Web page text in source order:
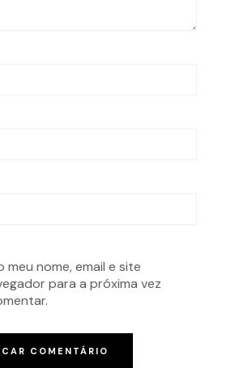
meu nome, email e site
para a próxima vez